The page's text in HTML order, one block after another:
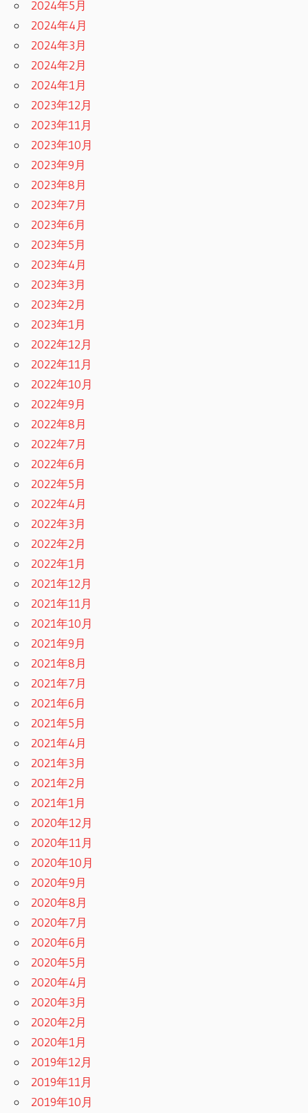
2024年5月
2024年4月
2024年3月
2024年2月
2024年1月
2023年12月
2023年11月
2023年10月
2023年9月
2023年8月
2023年7月
2023年6月
2023年5月
2023年4月
2023年3月
2023年2月
2023年1月
2022年12月
2022年11月
2022年10月
2022年9月
2022年8月
2022年7月
2022年6月
2022年5月
2022年4月
2022年3月
2022年2月
2022年1月
2021年12月
2021年11月
2021年10月
2021年9月
2021年8月
2021年7月
2021年6月
2021年5月
2021年4月
2021年3月
2021年2月
2021年1月
2020年12月
2020年11月
2020年10月
2020年9月
2020年8月
2020年7月
2020年6月
2020年5月
2020年4月
2020年3月
2020年2月
2020年1月
2019年12月
2019年11月
2019年10月